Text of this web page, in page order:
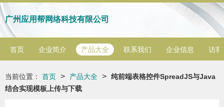
广州应用帮网络科技有限公司
首页 企业简介 产品大全 联系我们 企业信息 访客
当前位置： 首页 > 产品大全 > 纯前端表格控件SpreadJS与Java
结合实现模板上传与下载